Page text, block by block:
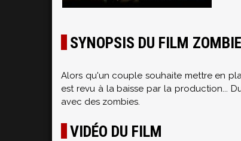
SYNOPSIS DU FILM
Alors qu'un couple souhaite mettre en
est revu à la baisse par la production...
avec des zombies.
VIDÉO DU FILM